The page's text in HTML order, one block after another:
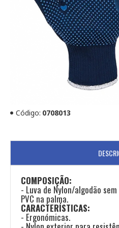
Código: 0708013
COMPOSIÇÃO:
- Luva de Nylon/algodão
PVC na palma.
CARACTERÍSTICAS:
- Ergonómicas.